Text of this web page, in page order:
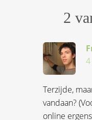
2
Terzijde,
vandaan?
online